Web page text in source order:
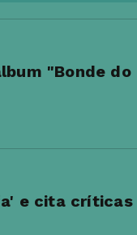
"Bonde do
e cita críticas